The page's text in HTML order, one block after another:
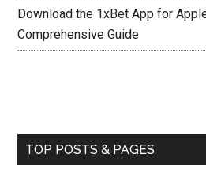
Download the 1xBet App for
Comprehensive Guide
TOP POSTS & PAGES